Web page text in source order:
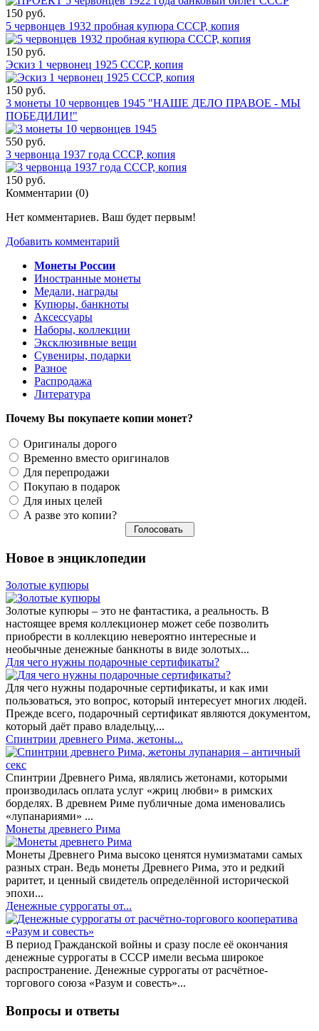
150 руб.
5 червонцев 1932 пробная купюра СССР, копия
150 руб.
Эскиз 1 червонец 1925 СССР, копия
150 руб.
3 монеты 10 червонцев 1945 "НАШЕ ДЕЛО ПРАВОЕ - МЫ
ПОБЕДИЛИ!"
550 руб.
3 червонца 1937 года СССР, копия
150 руб.
Комментарии (0)
Нет комментариев. Ваш будет первым!
Добавить комментарий
Монеты России
Иностранные монеты
Медали, награды
Купюры, банкноты
Аксессуары
Наборы, коллекции
Эксклюзивные вещи
Сувениры, подарки
Разное
Распродажа
Литература
Почему Вы покупаете копии монет?
Оригиналы дорого
Временно вместо оригиналов
Для перепродажи
Покупаю в подарок
Для иных целей
А разве это копии?
Новое в энциклопедии
Золотые купюры
Золотые купюры – это не фантастика, а реальность. В
настоящее время коллекционер может себе позволить
приобрести в коллекцию невероятно интересные и
необычные денежные банкноты в виде золотых...
​Для чего нужны подарочные сертификаты?
Для чего нужны подарочные сертификаты, и как ими
пользоваться, это вопрос, который интересует многих людей.
Прежде всего, подарочный сертификат являются документом,
который даёт право владельцу,...
Спинтрии древнего Рима, жетоны...
Спинтрии Древнего Рима, являлись жетонами, которыми
производилась оплата услуг «жриц любви» в римских
борделях. В древнем Риме публичные дома именовались
«лупанариями» ...
Монеты древнего Рима
Монеты Древнего Рима высоко ценятся нумизматами самых
разных стран. Ведь монеты Древнего Рима, это и редкий
раритет, и ценный свидетель определённой исторической
эпохи...
Денежные суррогаты от...
В период Гражданской войны и сразу после её окончания
денежные суррогаты в СССР имели весьма широкое
распространение. Денежные суррогаты от расчётное-
торгового союза «Разум и совесть»...
Вопросы и ответы